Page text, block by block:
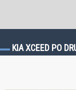
KIA XCEED PO